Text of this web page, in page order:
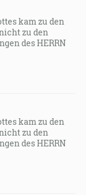
byť prívetivý ku
ktorý v krotkej
ak by im azda
zase vytriezveli
sú lapení od
mňa tento
nech sa stane!
kam zu den
zu den
des HERRN
kam zu den
zu den
des HERRN